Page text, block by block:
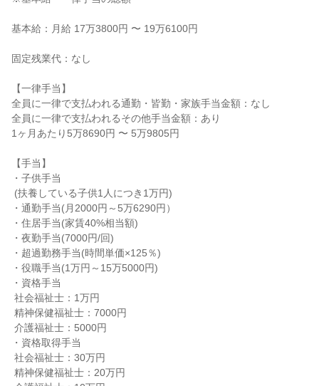
基本給：月給 17万3800円 〜 19万6100円
固定残業代：なし
【一律手当】
全員に一律で支払われる通勤・皆勤・家族手当金額：なし
全員に一律で支払われるその他手当金額：あり
1ヶ月あたり5万8690円 〜 5万9805円
【手当】
・子供手当
・通勤手当(月2000円～5万6290円）
・住居手当(家賃40%相当額)
・夜勤手当(7000円/回)
・超過勤務手当(時間単価×125％)
・役職手当(1万円～15万5000円)
・資格手当
・資格取得手当